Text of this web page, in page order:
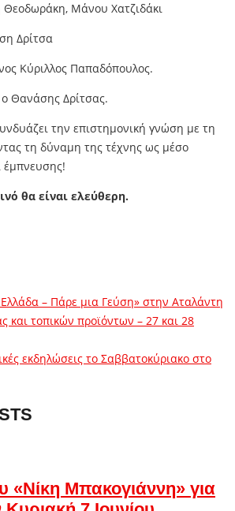
Θεοδωράκη, Μάνου Χατζιδάκι
Δρίτσα
Κύριλλος Παπαδόπουλος.
Θανάσης Δρίτσας.
την επιστημονική γνώση με τη
τη δύναμη της τέχνης ως μέσο
έμπνευσης!
θα είναι ελεύθερη.
– Πάρε μια Γεύση» στην Αταλάντη
και τοπικών προϊόντων – 27 και 28
εκδηλώσεις το Σαββατοκύριακο στο
«Νίκη Μπακογιάννη» για